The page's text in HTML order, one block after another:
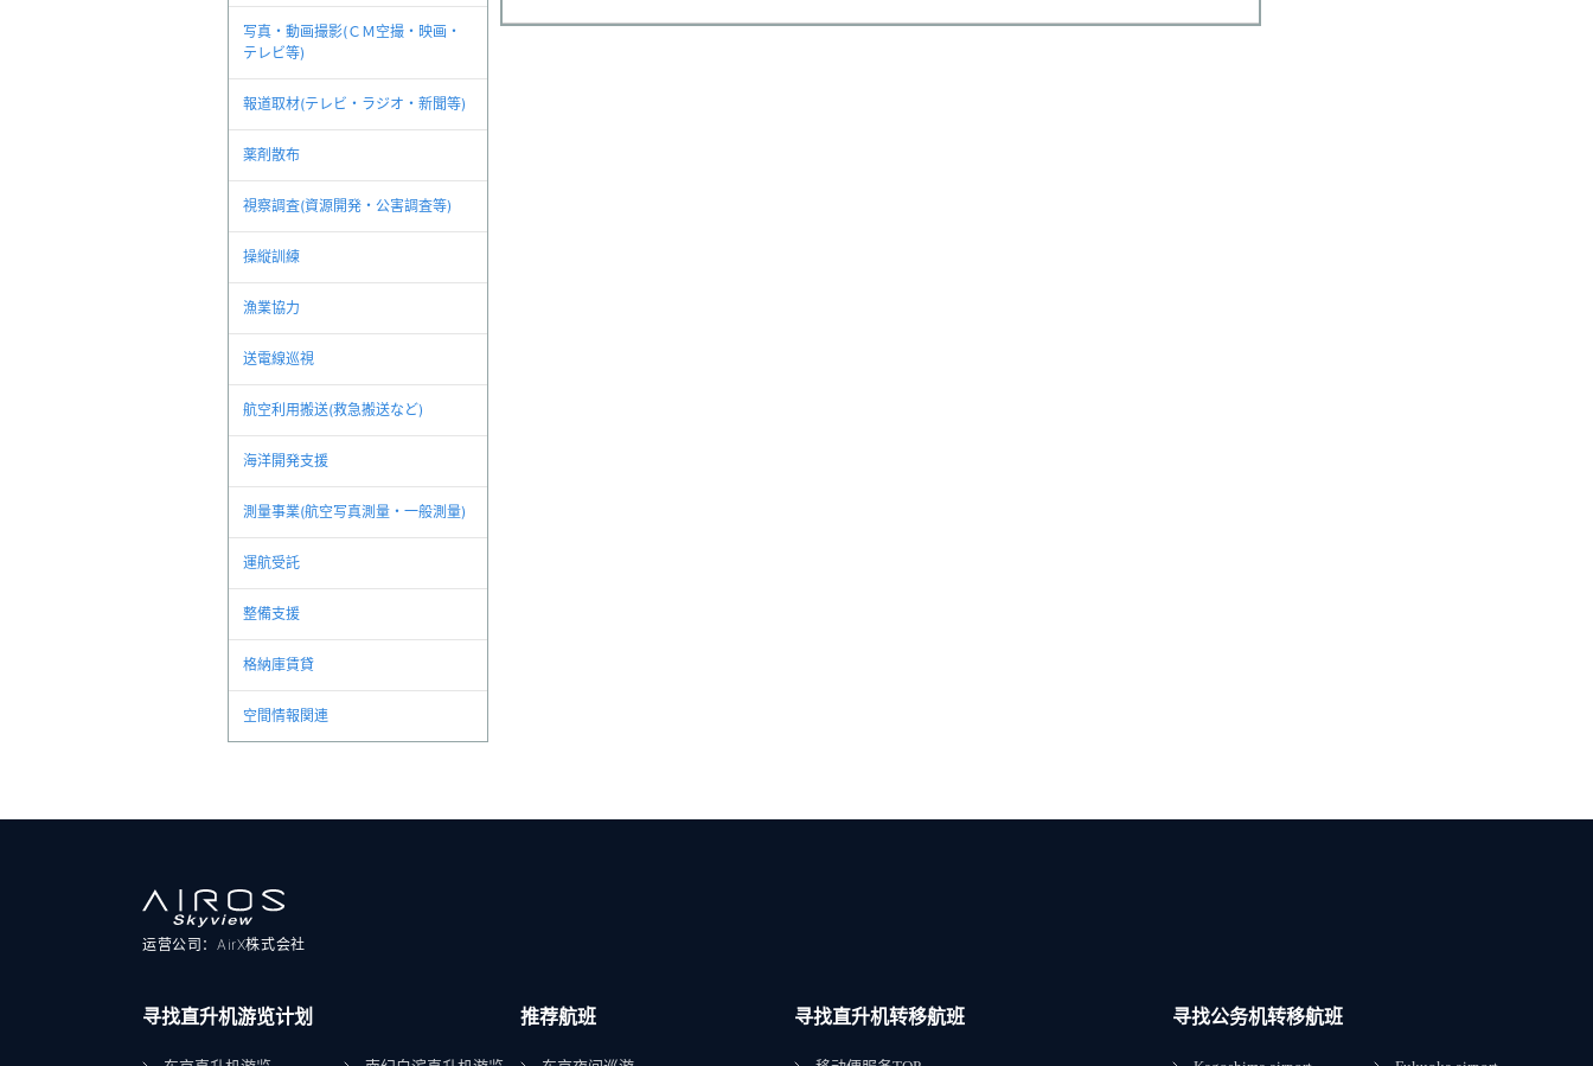
写真・動画撮影(ＣＭ空撮・映画・
テレビ等)
報道取材(テレビ・ラジオ・新聞等)
薬剤散布
視察調査(資源開発・公害調査等)
操縦訓練
漁業協力
送電線巡視
航空利用搬送(救急搬送など)
海洋開発支援
測量事業(航空写真測量・一般測量)
運航受託
整備支援
格納庫賃貸
空間情報関連
运营公司：AirX株式会社
寻找直升机游览计划 推荐航班 寻找直升机转移航班 寻找公务机转移航班